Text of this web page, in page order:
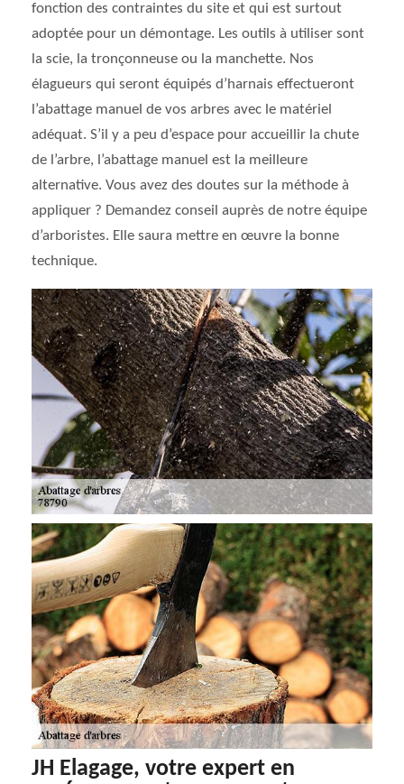
fonction des contraintes du site et qui est surtout
adoptée pour un démontage. Les outils à utiliser sont
la scie, la tronçonneuse ou la manchette. Nos
élagueurs qui seront équipés d’harnais effectueront
l’abattage manuel de vos arbres avec le matériel
adéquat. S’il y a peu d’espace pour accueillir la chute
de l’arbre, l’abattage manuel est la meilleure
alternative. Vous avez des doutes sur la méthode à
appliquer ? Demandez conseil auprès de notre équipe
d’arboristes. Elle saura mettre en œuvre la bonne
technique.
JH Elagage, votre expert en